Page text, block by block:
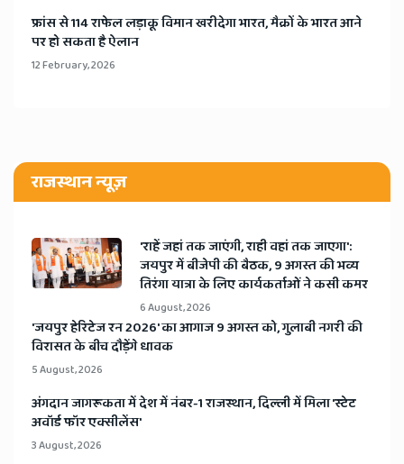
​फ्रांस से 114 राफेल लड़ाकू विमान खरीदेगा भारत, मैक्रों के भारत आने
पर हो सकता है ऐलान
12 February, 2026
राजस्थान न्यूज़
'राहें जहां तक जाएंगी, राही वहां तक जाएगा':
जयपुर में बीजेपी की बैठक, 9 अगस्त की भव्य
तिरंगा यात्रा के लिए कार्यकर्ताओं ने कसी कमर
6 August, 2026
​'जयपुर हेरिटेज रन 2026' का आगाज 9 अगस्त को, गुलाबी नगरी की
विरासत के बीच दौड़ेंगे धावक
5 August, 2026
अंगदान जागरूकता में देश में नंबर-1 राजस्थान, दिल्ली में मिला 'स्टेट
अवॉर्ड फॉर एक्सीलेंस'
3 August, 2026